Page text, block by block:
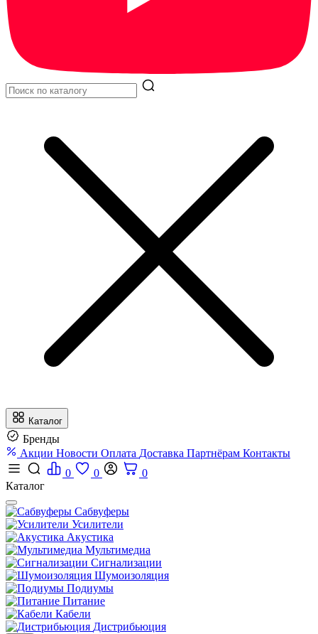
Каталог
Бренды
Акции Новости Оплата Доставка Партнёрам Контакты
0
0
0
Каталог
Сабвуферы
Усилители
Акустика
Мультимедиа
Сигнализации
Шумоизоляция
Подиумы
Питание
Кабели
Дистрибьюция